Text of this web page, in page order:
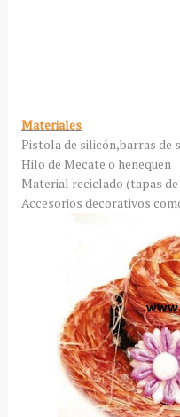
Materiales
Pistola de silicón,barras de
Hilo de Mecate o henequen
Material reciclado (tapas
Accesorios decorativos